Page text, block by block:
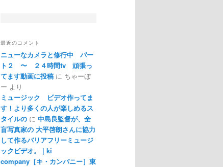
最近のコメント
ニューなカメラと修行中 パー
ト２ 〜 ２４時間tv 頑張っ
てます動画に投稿 に ちゃーぼ
ー より
ミュージック ビデオ作ってま
す！より多くの人が楽しめるス
タイルの に 中島良監督が、全
盲写真家の 大平啓朗さんに協力
して作るバリアフリーミュージ
ックビデオ。 | ki
company［キ・カンパニー］東